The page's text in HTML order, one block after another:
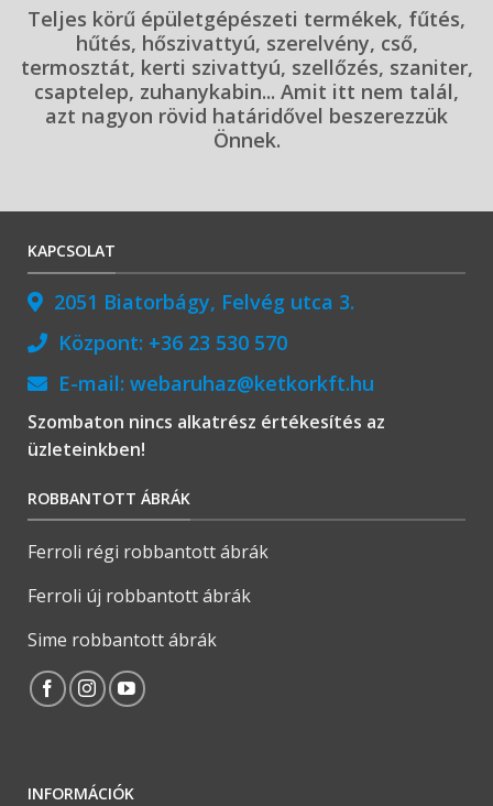
Teljes körű épületgépészeti termékek, fűtés,
hűtés, hőszivattyú, szerelvény, cső,
termosztát, kerti szivattyú, szellőzés, szaniter,
csaptelep, zuhanykabin... Amit itt nem talál,
azt nagyon rövid határidővel beszerezzük
Önnek.
KAPCSOLAT
2051 Biatorbágy, Felvég utca 3.
Központ: +36 23 530 570
E-mail: webaruhaz@ketkorkft.hu
Szombaton nincs alkatrész értékesítés az
üzleteinkben!
ROBBANTOTT ÁBRÁK
Ferroli régi robbantott ábrák
Ferroli új robbantott ábrák
Sime robbantott ábrák
INFORMÁCIÓK